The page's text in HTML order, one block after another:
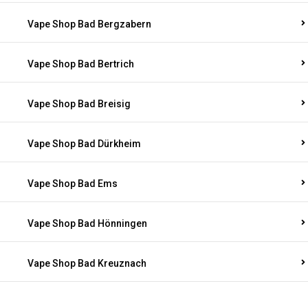
Vape Shop Bad Bergzabern
Vape Shop Bad Bertrich
Vape Shop Bad Breisig
Vape Shop Bad Dürkheim
Vape Shop Bad Ems
Vape Shop Bad Hönningen
Vape Shop Bad Kreuznach